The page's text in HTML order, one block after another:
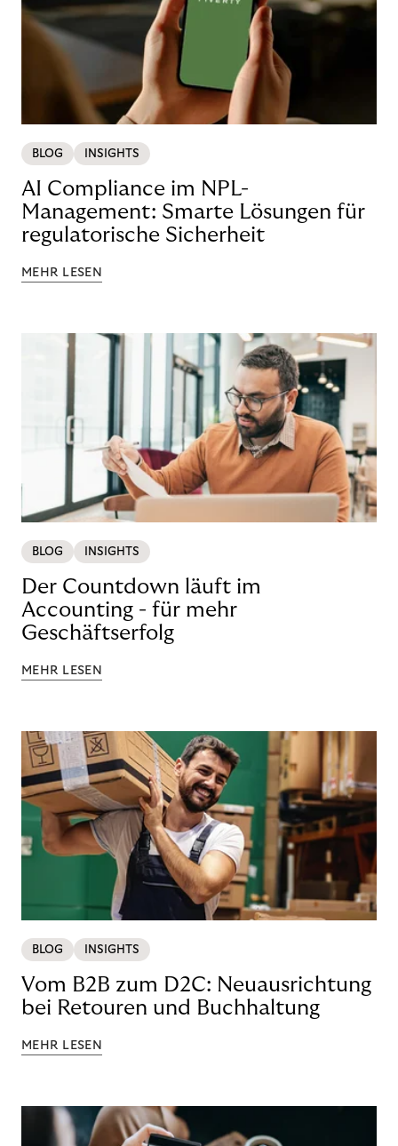
BLOG INSIGHTS
AI Compliance im NPL-
Management: Smarte Lösungen für
regulatorische Sicherheit
MEHR LESEN
BLOG INSIGHTS
Der Countdown läuft im
Accounting - für mehr
Geschäftserfolg
MEHR LESEN
BLOG INSIGHTS
Vom B2B zum D2C: Neuausrichtung
bei Retouren und Buchhaltung
MEHR LESEN